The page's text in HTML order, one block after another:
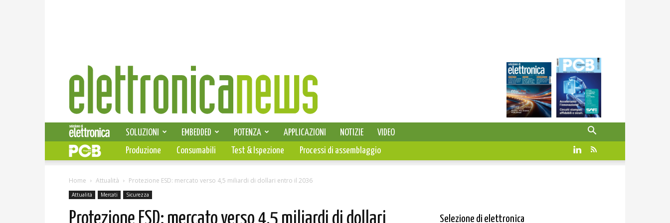
Elettronica
News
SELEZIONE DI ELETTRONICA
SOLUZIONI EMBEDDED POTENZA APPLICAZIONI NOTIZIE
VIDEO
PCB
Produzione Consumabili Test & Ispezione Processi di assemblaggio
Home Attualità Protezione ESD: mercato verso 4,5 miliardi di dollari entro il 2036
Attualità Mercati Sicurezza
Protezione ESD: mercato verso 4,5 miliardi di dollari Selezione di elettronica